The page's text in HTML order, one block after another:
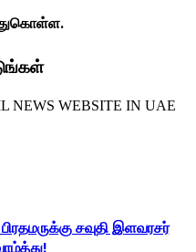
NEWS WEBSITE IN UAE
சவுதி இளவரசர்